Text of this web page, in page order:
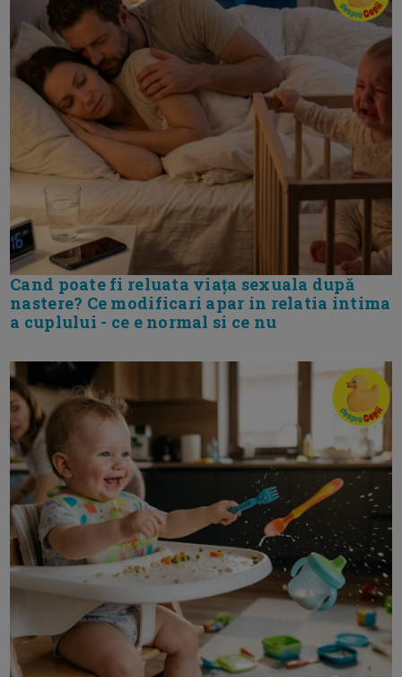
Cand poate fi reluata viața sexuala după
nastere? Ce modificari apar in relatia intima
a cuplului - ce e normal si ce nu